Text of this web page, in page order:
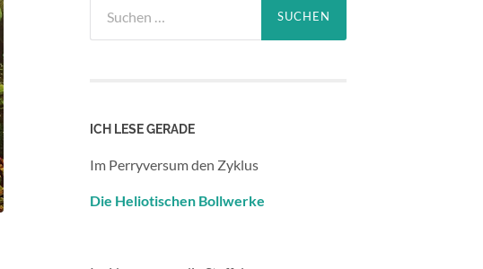
nach:
ICH LESE GERADE
Im Perryversum den Zyklus
Die Heliotischen Bollwerke